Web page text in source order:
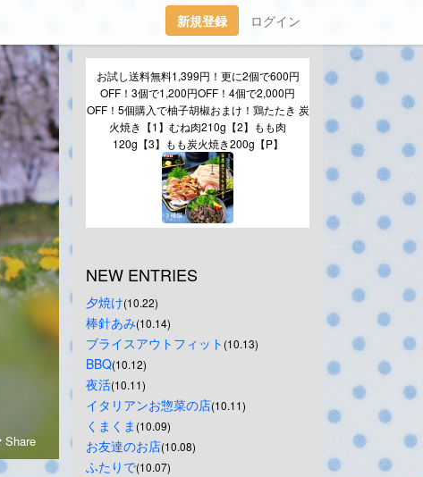
新規登録 ログイン
Share
お試し送料無料1,399円！更に2個で600円
OFF！3個で1,200円OFF！4個で2,000円
OFF！5個購入で柚子胡椒おまけ！鶏たたき 炭
火焼き【1】むね肉210g【2】もも肉
120g【3】もも炭火焼き200g【P】
NEW ENTRIES
夕焼け(10.22)
棒針あみ(10.14)
ブライスアウトフィット (10.13)
BBQ(10.12)
夜活(10.11)
イタリアンお惣菜の店(10.11)
くまくま (10.09)
お友達のお店(10.08)
ふたりで(10.07)